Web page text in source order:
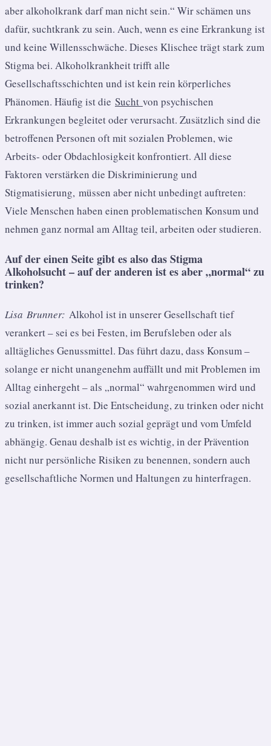
aber alkoholkrank darf man nicht sein.“ Wir schämen uns
dafür, suchtkrank zu sein. Auch, wenn es eine Erkrankung ist
und keine Willensschwäche. Dieses Klischee trägt stark zum
Stigma bei. Alkoholkrankheit trifft alle
Gesellschaftsschichten und ist kein rein körperliches
Phänomen. Häufig ist die Sucht von psychischen
Erkrankungen begleitet oder verursacht. Zusätzlich sind die
betroffenen Personen oft mit sozialen Problemen, wie
Arbeits- oder Obdachlosigkeit konfrontiert. All diese
Faktoren verstärken die Diskriminierung und
Stigmatisierung, müssen aber nicht unbedingt auftreten:
Viele Menschen haben einen problematischen Konsum und
nehmen ganz normal am Alltag teil, arbeiten oder studieren.
Auf der einen Seite gibt es also das Stigma
Alkoholsucht – auf der anderen ist es aber „normal“ zu
trinken?
Lisa Brunner: Alkohol ist in unserer Gesellschaft tief
verankert – sei es bei Festen, im Berufsleben oder als
alltägliches Genussmittel. Das führt dazu, dass Konsum –
solange er nicht unangenehm auffällt und mit Problemen im
Alltag einhergeht – als „normal“ wahrgenommen wird und
sozial anerkannt ist. Die Entscheidung, zu trinken oder nicht
zu trinken, ist immer auch sozial geprägt und vom Umfeld
abhängig. Genau deshalb ist es wichtig, in der Prävention
nicht nur persönliche Risiken zu benennen, sondern auch
gesellschaftliche Normen und Haltungen zu hinterfragen.